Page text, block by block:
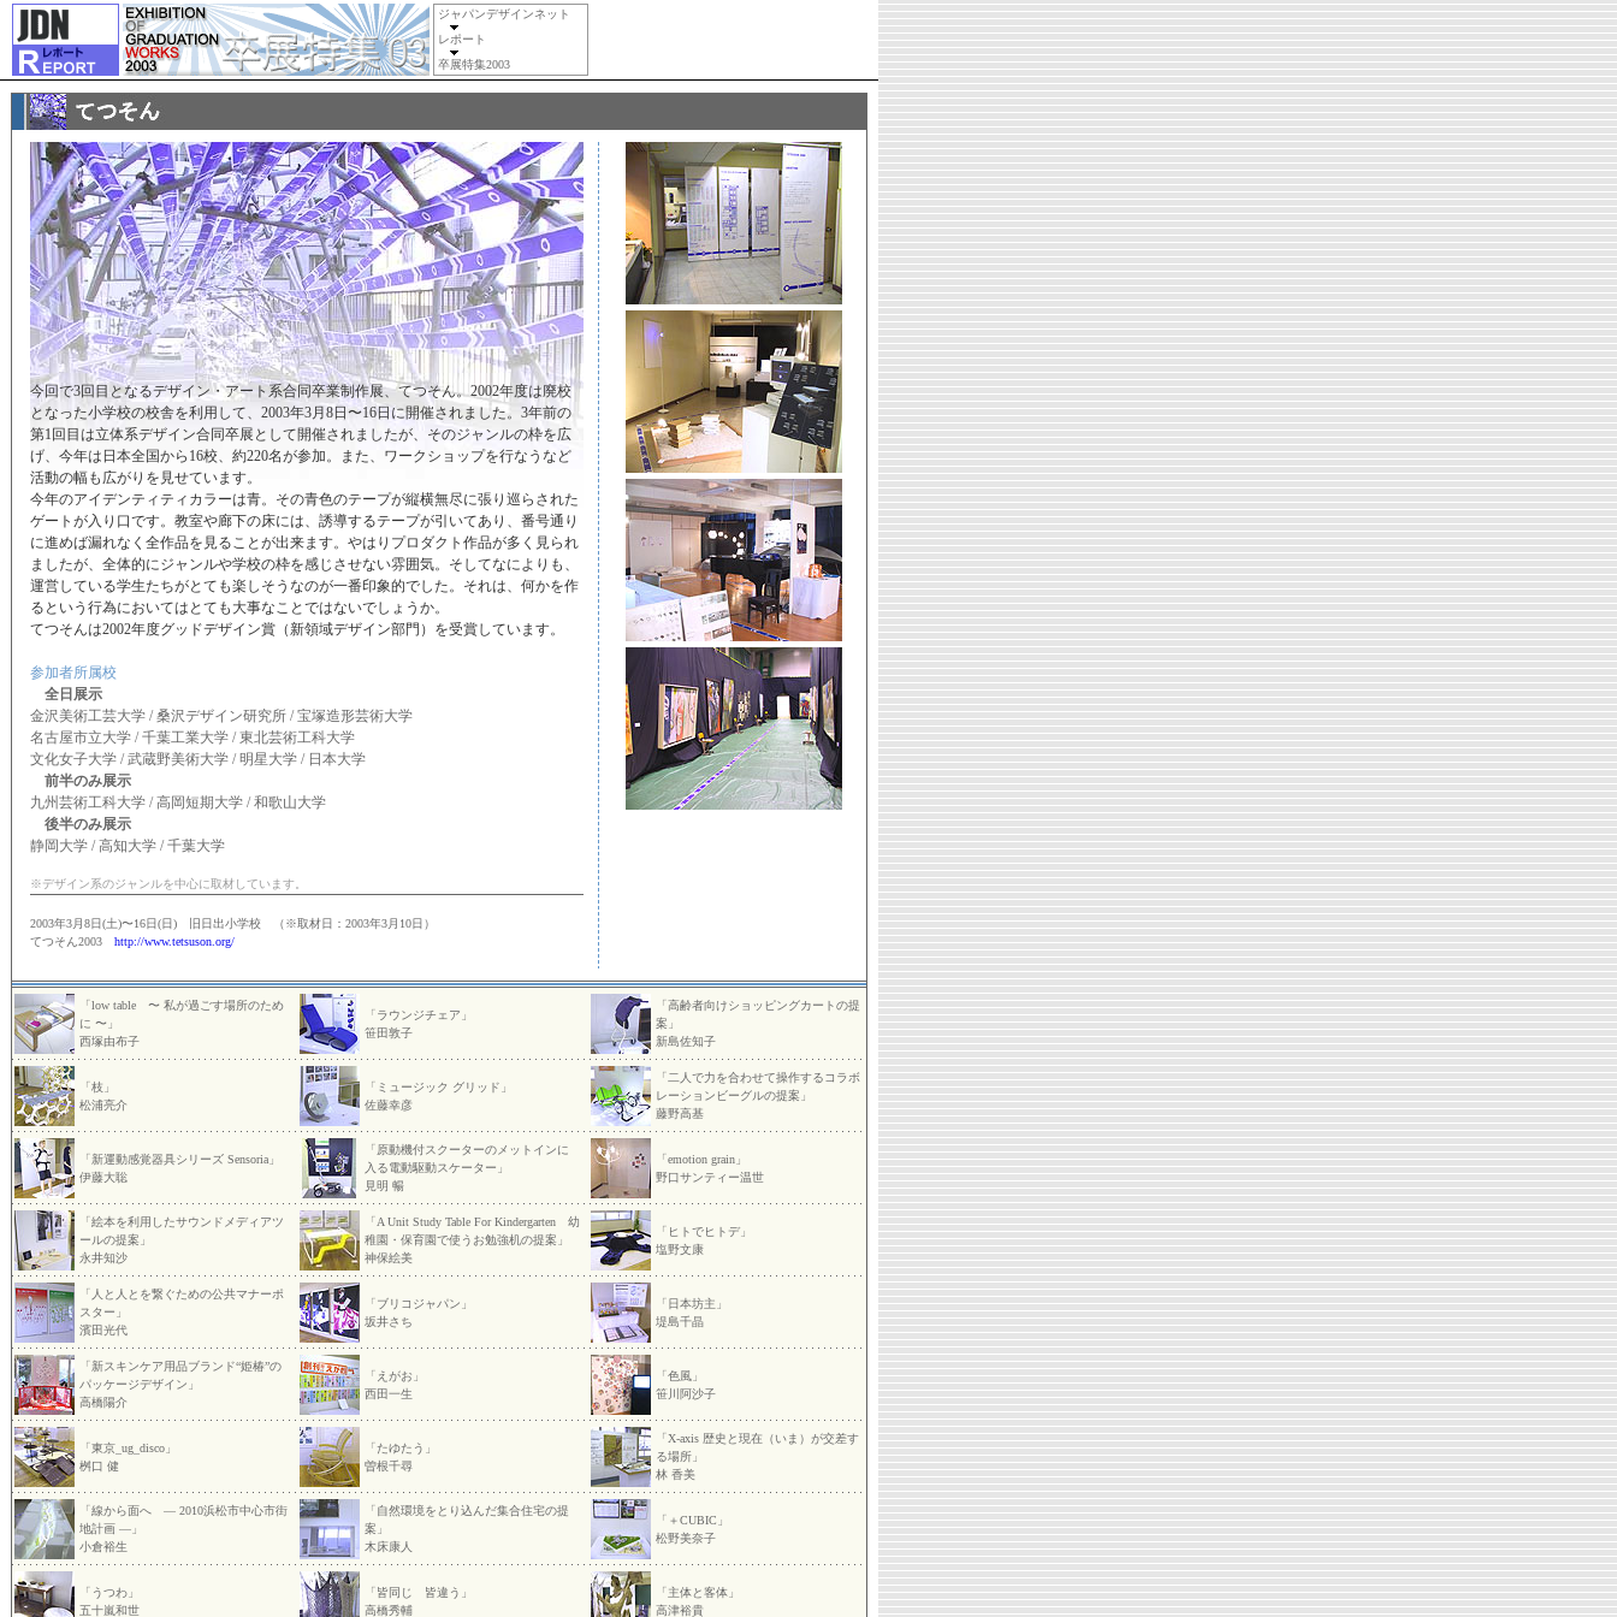
ジャパンデザインネット
レポート
卒展特集2003
今回で3回目となるデザイン・アート系合同卒業制作展、てつそん。2002年度は廃校
となった小学校の校舎を利用して、2003年3月8日〜16日に開催されました。3年前の
第1回目は立体系デザイン合同卒展として開催されましたが、そのジャンルの枠を広
げ、今年は日本全国から16校、約220名が参加。また、ワークショップを行なうなど
活動の幅も広がりを見せています。
今年のアイデンティティカラーは青。その青色のテープが縦横無尽に張り巡らされた
ゲートが入り口です。教室や廊下の床には、誘導するテープが引いてあり、番号通り
に進めば漏れなく全作品を見ることが出来ます。やはりプロダクト作品が多く見られ
ましたが、全体的にジャンルや学校の枠を感じさせない雰囲気。そしてなによりも、
運営している学生たちがとても楽しそうなのが一番印象的でした。それは、何かを作
るという行為においてはとても大事なことではないでしょうか。
てつそんは2002年度グッドデザイン賞（新領域デザイン部門）を受賞しています。
参加者所属校
全日展示
金沢美術工芸大学 / 桑沢デザイン研究所 / 宝塚造形芸術大学
名古屋市立大学 / 千葉工業大学 / 東北芸術工科大学
文化女子大学 / 武蔵野美術大学 / 明星大学 / 日本大学
前半のみ展示
九州芸術工科大学 / 高岡短期大学 / 和歌山大学
後半のみ展示
静岡大学 / 高知大学 / 千葉大学
※デザイン系のジャンルを中心に取材しています。
2003年3月8日(土)〜16日(日) 旧日出小学校 （※取材日：2003年3月10日）
てつそん2003 http://www.tetsuson.org/
「low table 〜 私が過ごす場所のため
に 〜」
西塚由布子
「ラウンジチェア」
笹田敦子
「高齢者向けショッピングカートの提
案」
新島佐知子
「枝」
松浦亮介
「ミュージック グリッド」
佐藤幸彦
「二人で力を合わせて操作するコラボ
レーションビーグルの提案」
藤野高基
「新運動感覚器具シリーズ Sensoria」
伊藤大聡
「原動機付スクーターのメットインに
入る電動駆動スケーター」
見明 暢
「emotion grain」
野口サンティー温世
「絵本を利用したサウンドメディアツ
ールの提案」
永井知沙
「A Unit Study Table For Kindergarten 幼
稚園・保育園で使うお勉強机の提案」
神保絵美
「ヒトでヒトデ」
塩野文康
「人と人とを繋ぐための公共マナーポ
スター」
濱田光代
「ブリコジャパン」
坂井さち
「日本坊主」
堤島千晶
「新スキンケア用品ブランド“姫椿”の
パッケージデザイン」
高橋陽介
「えがお」
西田一生
「色風」
笹川阿沙子
「東京_ug_disco」
桝口 健
「たゆたう」
曽根千尋
「X-axis 歴史と現在（いま）が交差す
る場所」
林 香美
「線から面へ — 2010浜松市中心市街
地計画 —」
小倉裕生
「自然環境をとり込んだ集合住宅の提
案」
木床康人
「＋CUBIC」
松野美奈子
「うつわ」
五十嵐和世
「皆同じ 皆違う」
高橋秀輔
「主体と客体」
高津裕貴